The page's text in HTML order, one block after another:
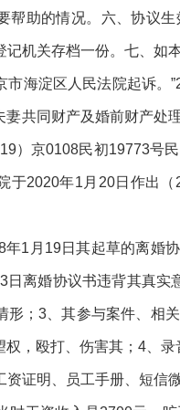
帮助的情况。六、协议
记机关存档一份。七、如
市海淀区人民法院起诉
共同财产及婚前财产处
）京0108民初19773号
于2020年1月20日作出
1月19日其起草的离婚
日离婚协议书违背其真
形；3、其参与案件、相
，殴打、伤害其；4、
资证明、员工手册、短信